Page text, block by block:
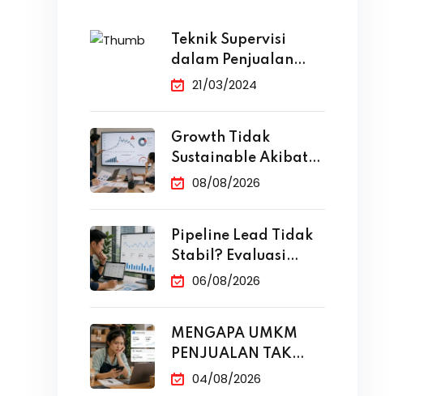
Teknik Supervisi
dalam Penjualan
yang Efektif
21/03/2024
Growth Tidak
Sustainable Akibat
Ketergantungan
08/08/2026
Pipeline Lead Tidak
Stabil? Evaluasi
Funnel Marketing
06/08/2026
MENGAPA UMKM
PENJUALAN TAK
NAIK MESKI SUDAH
04/08/2026